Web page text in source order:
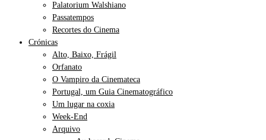
Palatorium Walshiano
Passatempos
Recortes do Cinema
Crónicas
Alto, Baixo, Frágil
Orfanato
O Vampiro da Cinemateca
Portugal, um Guia Cinematográfico
Um lugar na coxia
Week-End
Arquivo